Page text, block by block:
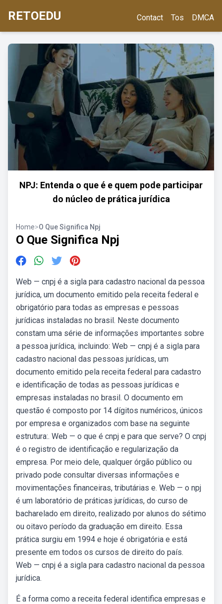
RETOEDU Contact Tos DMCA
NPJ: Entenda o que é e quem pode participar
do núcleo de prática jurídica
Home>O Que Significa Npj
O Que Significa Npj
Web — cnpj é a sigla para cadastro nacional da pessoa
jurídica, um documento emitido pela receita federal e
obrigatório para todas as empresas e pessoas
jurídicas instaladas no brasil. Neste documento
constam uma série de informações importantes sobre
a pessoa jurídica, incluindo: Web — cnpj é a sigla para
cadastro nacional das pessoas jurídicas, um
documento emitido pela receita federal para cadastro
e identificação de todas as pessoas jurídicas e
empresas instaladas no brasil. O documento em
questão é composto por 14 dígitos numéricos, únicos
por empresa e organizados com base na seguinte
estrutura:. Web — o que é cnpj e para que serve? O cnpj
é o registro de identificação e regularização da
empresa. Por meio dele, qualquer órgão público ou
privado pode consultar diversas informações e
movimentações financeiras, tributárias e. Web — o npj
é um laboratório de práticas jurídicas, do curso de
bacharelado em direito, realizado por alunos do sétimo
ou oitavo período da graduação em direito. Essa
prática surgiu em 1994 e hoje é obrigatória e está
presente em todos os cursos de direito do país.
Web — cnpj é a sigla para cadastro nacional da pessoa
jurídica.
É a forma como a receita federal identifica empresas e